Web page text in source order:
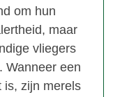
om hun
maar
vliegers
Wanneer een
is, zijn merels